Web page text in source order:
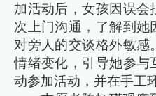
加活动后，女孩因误会
次上门沟通，了解到她
对旁人的交谈格外敏感
情绪变化，引导她参与
动参加活动，并在手工